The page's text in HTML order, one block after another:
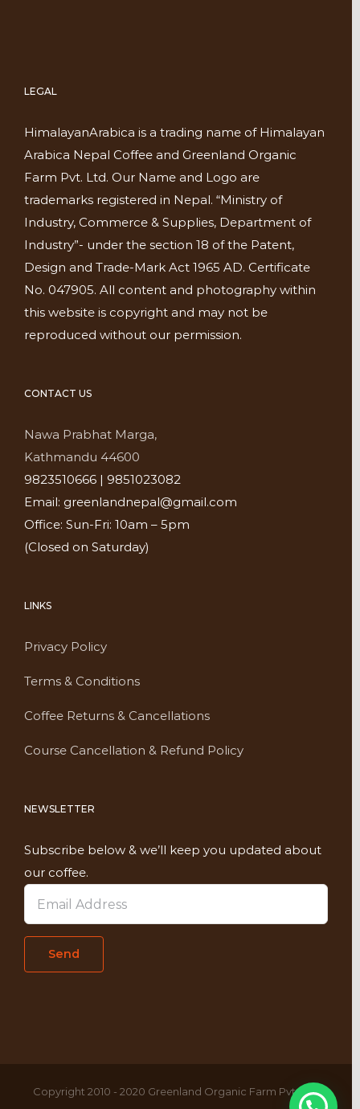
LEGAL
HimalayanArabica is a trading name of Himalayan
Arabica Nepal Coffee and Greenland Organic
Farm Pvt. Ltd. Our Name and Logo are
trademarks registered in Nepal. “Ministry of
Industry, Commerce & Supplies, Department of
Industry”- under the section 18 of the Patent,
Design and Trade-Mark Act 1965 AD. Certificate
No. 047905. All content and photography within
this website is copyright and may not be
reproduced without our permission.
CONTACT US
Nawa Prabhat Marga,
Kathmandu 44600
9823510666 | 9851023082
Email: greenlandnepal@gmail.com
Office: Sun-Fri: 10am – 5pm
(Closed on Saturday)
LINKS
Privacy Policy
Terms & Conditions
Coffee Returns & Cancellations
Course Cancellation & Refund Policy
NEWSLETTER
Subscribe below & we’ll keep you updated about
our coffee.
Copyright 2010 - 2020 Greenland Organic Farm Pvt. Ltd,